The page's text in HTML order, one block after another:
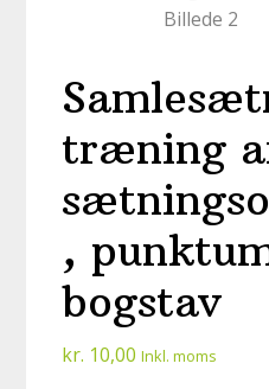
træning
,
bogstav
kr. 10,00 Inkl. moms